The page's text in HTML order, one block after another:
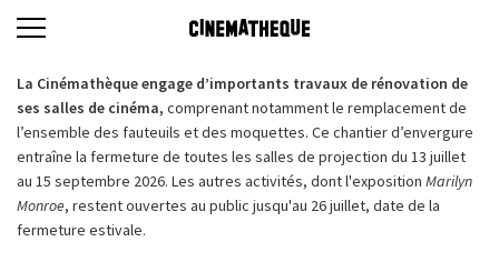
La Cinémathèque engage d’importants travaux de rénovation de
ses salles de cinéma, comprenant notamment le remplacement de
l’ensemble des fauteuils et des moquettes. Ce chantier d’envergure
entraîne la fermeture de toutes les salles de projection du 13 juillet
au 15 septembre 2026. Les autres activités, dont l'exposition Marilyn
Monroe, restent ouvertes au public jusqu'au 26 juillet, date de la
fermeture estivale.